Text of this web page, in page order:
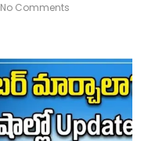
No Comments